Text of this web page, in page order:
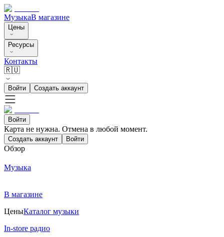
МузыкаВ магазине
Цены
Ресурсы
Контакты
🇷🇺
Войти Создать аккаунт
Войти
Карта не нужна. Отмена в любой момент.
Создать аккаунт Войти
Обзор
Музыка
В магазине
ЦеныКаталог музыки
In-store радио